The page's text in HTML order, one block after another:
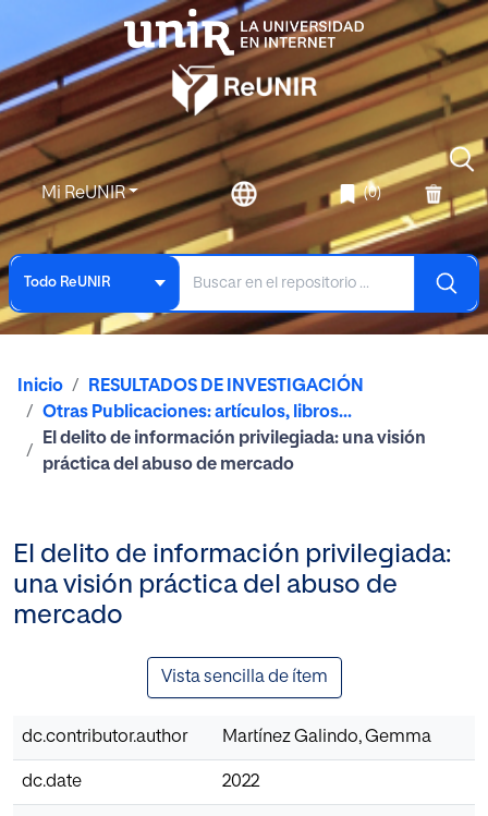
Mi ReUNIR (0)
Todo ReUNIR
Inicio
RESULTADOS DE INVESTIGACIÓN
Otras Publicaciones: artículos, libros...
El delito de información privilegiada: una visión
práctica del abuso de mercado
El delito de información privilegiada:
una visión práctica del abuso de
mercado
Vista sencilla de ítem
dc.contributor.author Martínez Galindo, Gemma
dc.date 2022